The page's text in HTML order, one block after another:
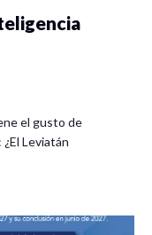
el gusto de
Leviatán